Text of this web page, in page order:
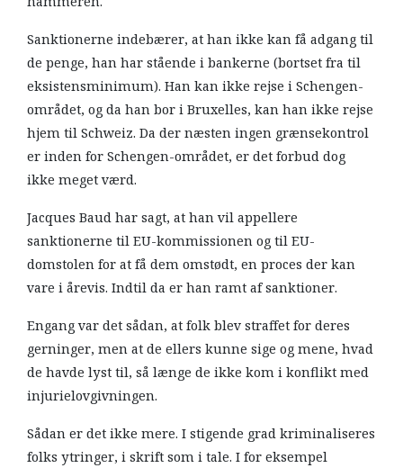
Sanktionerne indebærer, at han ikke kan få adgang til
de penge, han har stående i bankerne (bortset fra til
eksistensminimum). Han kan ikke rejse i Schengen-
området, og da han bor i Bruxelles, kan han ikke rejse
hjem til Schweiz. Da der næsten ingen grænsekontrol
er inden for Schengen-området, er det forbud dog
ikke meget værd.
Jacques Baud har sagt, at han vil appellere
sanktionerne til EU-kommissionen og til EU-
domstolen for at få dem omstødt, en proces der kan
vare i årevis. Indtil da er han ramt af sanktioner.
Engang var det sådan, at folk blev straffet for deres
gerninger, men at de ellers kunne sige og mene, hvad
de havde lyst til, så længe de ikke kom i konflikt med
injurielovgivningen.
Sådan er det ikke mere. I stigende grad kriminaliseres
folks ytringer, i skrift som i tale. I for eksempel